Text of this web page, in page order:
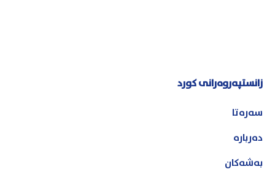
زانستپەروەرانی کورد
سەرەتا
دەربارە
بەشەکان